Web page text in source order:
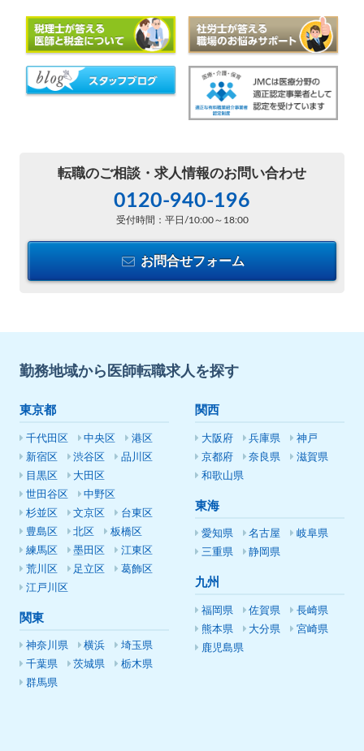
転職のご相談・ 求人情報のお問い合わせ
0120-940-196
受付時間：平日/10:00～18:00
お問合せフォーム
勤務地域から医師転職求人を探す
東京都
千代田区 中央区
港区
新宿区
渋谷区
品川区
目黒区
大田区
世田谷区
中野区
杉並区
文京区
台東区
豊島区
北区
板橋区
練馬区
墨田区
江東区
荒川区
足立区
葛飾区
江戸川区
関東
神奈川県 横浜
埼玉県
千葉県
茨城県
栃木県
群馬県
関西
大阪府 兵庫県
神戸
京都府
奈良県
滋賀県
和歌山県
東海
愛知県 名古屋
岐阜県
三重県
静岡県
九州
福岡県 佐賀県
長崎県
熊本県
大分県
宮崎県
鹿児島県